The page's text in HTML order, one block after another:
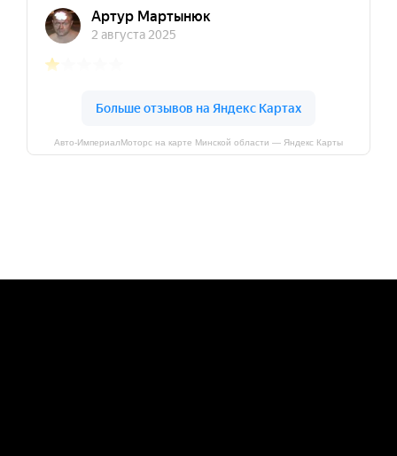
Авто-ИмпериалМоторс на карте Минской области — Яндекс Карты